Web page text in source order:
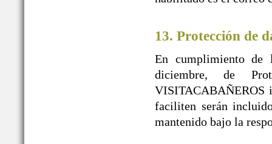
13. Protección de
En cumplimiento de
diciembre, de
VISITACABAÑEROS
faciliten serán
mantenido bajo la